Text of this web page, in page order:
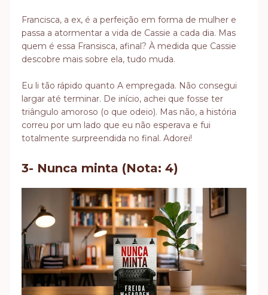
Francisca, a ex, é a perfeição em forma de mulher e
passa a atormentar a vida de Cassie a cada dia. Mas
quem é essa Fransisca, afinal? À medida que Cassie
descobre mais sobre ela, tudo muda.
Eu li tão rápido quanto A empregada. Não consegui
largar até terminar. De início, achei que fosse ter
triângulo amoroso (o que odeio). Mas não, a história
correu por um lado que eu não esperava e fui
totalmente surpreendida no final. Adorei!
3- Nunca minta (Nota: 4)